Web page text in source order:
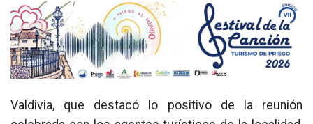
Valdivia, que destacó lo positivo de la reunión